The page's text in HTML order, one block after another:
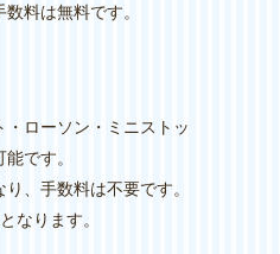
料は無料です。
ローソン・ミニストッ
です。
、手数料は不要です。
なります。